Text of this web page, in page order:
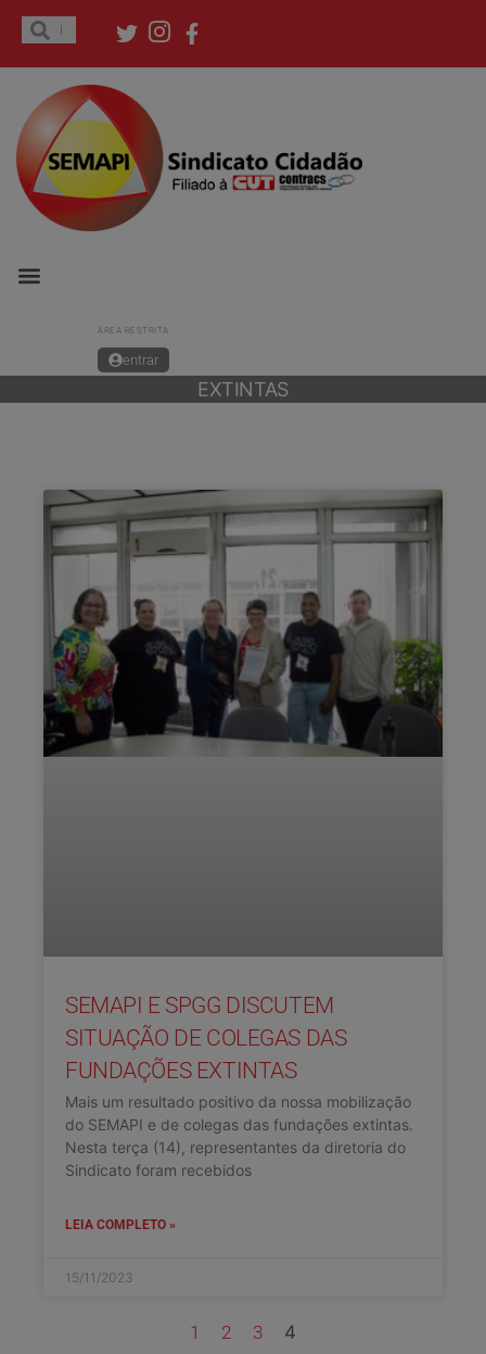
ÁREA RESTRITA
entrar
EXTINTAS
SEMAPI E SPGG DISCUTEM
SITUAÇÃO DE COLEGAS DAS
FUNDAÇÕES EXTINTAS
Mais um resultado positivo da nossa mobilização
do SEMAPI e de colegas das fundações extintas.
Nesta terça (14), representantes da diretoria do
Sindicato foram recebidos
LEIA COMPLETO »
15/11/2023
1 2 3 4